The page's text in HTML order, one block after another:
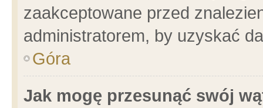
zaakceptowane przed
administratorem, by uzyskać
Góra
Jak mogę przesunąć swój